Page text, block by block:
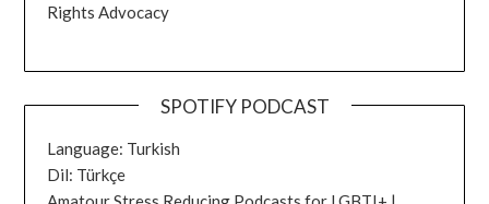
Rights Advocacy
SPOTIFY PODCAST
Language: Turkish
Dil: Türkçe